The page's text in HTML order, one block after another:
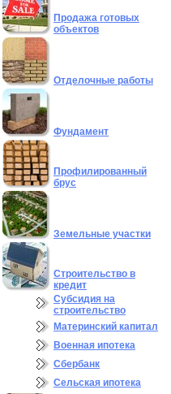
Продажа готовых
объектов
Отделочные работы
Фундамент
Профилированный
брус
Земельные участки
Строительство в
кредит
Субсидия на
строительство
Материнский капитал
Военная ипотека
Сбербанк
Сельская ипотека